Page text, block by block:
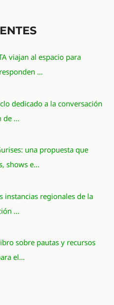
viajan al espacio para
…
dedicado a la conversación
de …
una propuesta que
shows e…
instancias regionales de la
…
sobre pautas y recursos
el…